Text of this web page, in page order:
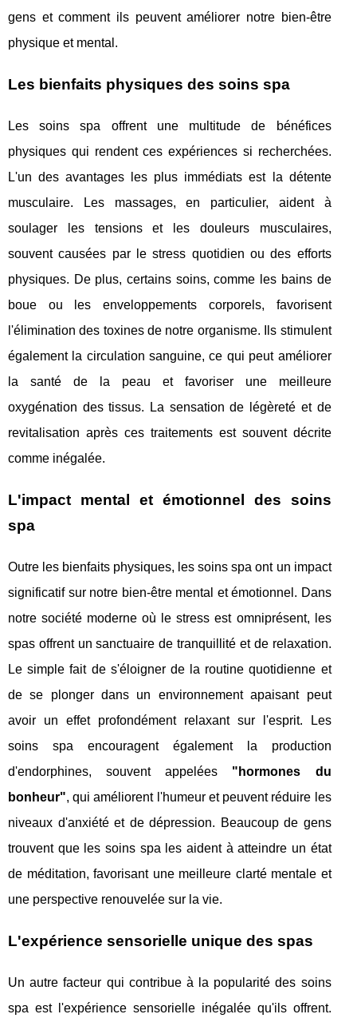
gens et comment ils peuvent améliorer notre bien-être
physique et mental.
Les bienfaits physiques des soins spa
Les soins spa offrent une multitude de bénéfices
physiques qui rendent ces expériences si recherchées.
L'un des avantages les plus immédiats est la détente
musculaire. Les massages, en particulier, aident à
soulager les tensions et les douleurs musculaires,
souvent causées par le stress quotidien ou des efforts
physiques. De plus, certains soins, comme les bains de
boue ou les enveloppements corporels, favorisent
l'élimination des toxines de notre organisme. Ils stimulent
également la circulation sanguine, ce qui peut améliorer
la santé de la peau et favoriser une meilleure
oxygénation des tissus. La sensation de légèreté et de
revitalisation après ces traitements est souvent décrite
comme inégalée.
L'impact mental et émotionnel des soins
spa
Outre les bienfaits physiques, les soins spa ont un impact
significatif sur notre bien-être mental et émotionnel. Dans
notre société moderne où le stress est omniprésent, les
spas offrent un sanctuaire de tranquillité et de relaxation.
Le simple fait de s'éloigner de la routine quotidienne et
de se plonger dans un environnement apaisant peut
avoir un effet profondément relaxant sur l'esprit. Les
soins spa encouragent également la production
d'endorphines, souvent appelées "hormones du
bonheur", qui améliorent l'humeur et peuvent réduire les
niveaux d'anxiété et de dépression. Beaucoup de gens
trouvent que les soins spa les aident à atteindre un état
de méditation, favorisant une meilleure clarté mentale et
une perspective renouvelée sur la vie.
L'expérience sensorielle unique des spas
Un autre facteur qui contribue à la popularité des soins
spa est l'expérience sensorielle inégalée qu'ils offrent.